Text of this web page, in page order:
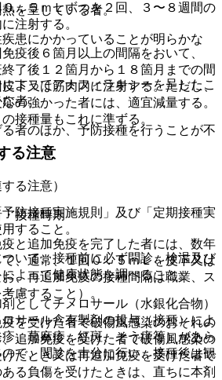
を呈している者。
患にかかっていることが明らかな
よってアナフィラキシーを呈したこ
者。
者のほか、予防接種を行うことが不
防接種実施規則」及び「定期接種実
すること。
いて、接種前に必ず問診、検温及び
よって健康状態を調べること。
としてチメロサール（水銀化合物）
サール含有製剤の投与（接種）によ
、蕁麻疹、紅斑、そう痒等）があら
で、問診を十分に行い、接種後は観
．５ｍＬずつを２回、３〜８週間の
注射する。
疫後６箇月以上の間隔をおいて、
終了後１２箇月から１８箇月までの間
下又は筋肉内に注射する。ただし、
の強かった者には、適宜減量する。
接種量もこれに準ずる。
る注意
る注意）
接種時期
と追加免疫を完了した者には、数年
、通常、１回０．５ｍＬを皮下又は
、再追加免疫の接種間隔は職業、ス
慮すること）。
を受けた者で破傷風感染のおそれの
追加免疫を受けた者で破傷風感染の
たとき又は再追加免疫を受けた者で
る負傷を受けたときは、直ちに本剤